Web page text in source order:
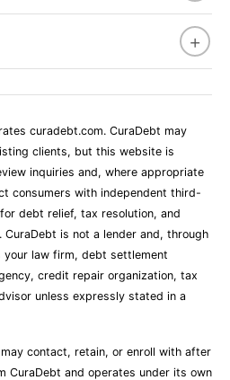
+
curadebt.com. CuraDebt may
clients, but this website is
inquiries and, where appropriate
consumers with independent third-
debt relief, tax resolution, and
CuraDebt is not a lender and, through
law firm, debt settlement
credit repair organization, tax
unless expressly stated in a
contact, retain, or enroll with after
CuraDebt and operates under its own